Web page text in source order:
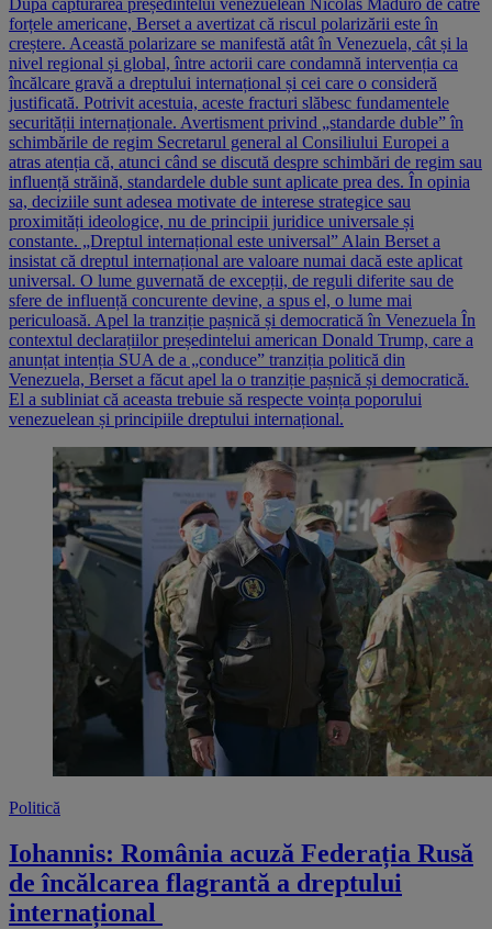
forțele americane, Berset a avertizat că riscul polarizării este în
creștere. Această polarizare se manifestă atât în Venezuela, cât și la
nivel regional și global, între actorii care condamnă intervenția ca
încălcare gravă a dreptului internațional și cei care o consideră
justificată. Potrivit acestuia, aceste fracturi slăbesc fundamentele
securității internaționale. Avertisment privind „standarde duble” în
schimbările de regim Secretarul general al Consiliului Europei a
atras atenția că, atunci când se discută despre schimbări de regim sau
influență străină, standardele duble sunt aplicate prea des. În opinia
sa, deciziile sunt adesea motivate de interese strategice sau
proximități ideologice, nu de principii juridice universale și
constante. „Dreptul internațional este universal” Alain Berset a
insistat că dreptul internațional are valoare numai dacă este aplicat
universal. O lume guvernată de excepții, de reguli diferite sau de
sfere de influență concurente devine, a spus el, o lume mai
periculoasă. Apel la tranziție pașnică și democratică în Venezuela În
contextul declarațiilor președintelui american Donald Trump, care a
anunțat intenția SUA de a „conduce” tranziția politică din
Venezuela, Berset a făcut apel la o tranziție pașnică și democratică.
El a subliniat că aceasta trebuie să respecte voința poporului
venezuelean și principiile dreptului internațional.
Politică
Iohannis: România acuză Federația Rusă
de încălcarea flagrantă a dreptului
internațional